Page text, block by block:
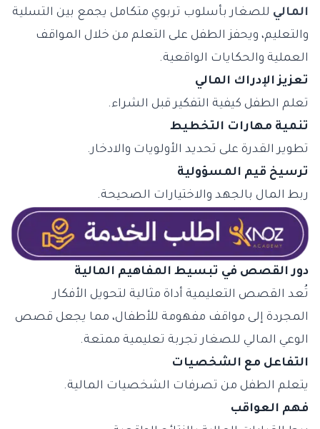
المالي للصغار بأسلوب تربوي متكامل يجمع بين التسلية
والتعليم، ويحفز الطفل على التعلم من خلال المواقف
العملية والحكايات الواقعية.
تعزيز الإدراك المالي
تعلم الطفل كيفية التفكير قبل الشراء.
تنمية مهارات التخطيط
تطوير القدرة على تحديد الأولويات والادخار.
ترسيخ قيم المسؤولية
ربط المال بالجهد والاختيارات الصحيحة.
دور القصص في تبسيط المفاهيم المالية
تُعد القصص التعليمية أداة مثالية لتحويل الأفكار
المجردة إلى مواقف مفهومة للأطفال، مما يجعل قصص
الوعي المالي للصغار تجربة تعليمية ممتعة.
التفاعل مع الشخصيات
يتعلم الطفل من تصرفات الشخصيات المالية.
فهم العواقب